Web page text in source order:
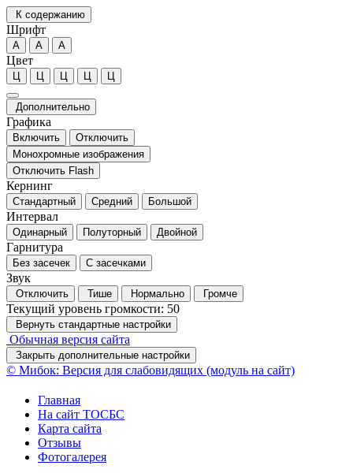
К содержанию
Шрифт
А А А
Цвет
Ц Ц Ц Ц Ц
Дополнительно
Графика
Включить
Отключить
Монохромные изображения
Отключить Flash
Кернинг
Стандартный Средний Большой
Интервал
Одинарный Полуторный Двойной
Гарнитура
Без засечек С засечками
Звук
Отключить Тише Нормально Громче
Текущий уровень громкости: 50
Вернуть стандартные настройки
Обычная версия сайта
Закрыть дополнительные настройки
© Мибок: Версия для слабовидящих (модуль на сайт)
Главная
На сайт ТОСБС
Карта сайта
Отзывы
Фотогалерея